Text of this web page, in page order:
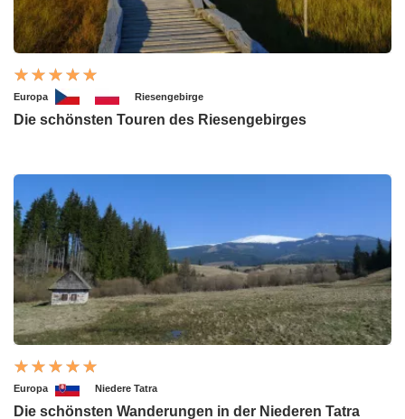
Europa Riesengebirge
Die schönsten Touren des Riesengebirges
Europa Niedere Tatra
Die schönsten Wanderungen in der Niederen Tatra